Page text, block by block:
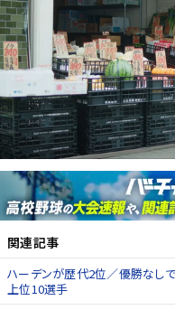
関連記事
ハーデンが歴代2位／優勝なし
上位10選手